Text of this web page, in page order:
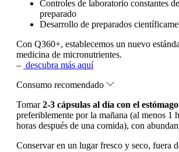
Controles de laboratorio constantes
preparado
Desarrollo de preparados
Con Q360+, establecemos un nuevo
medicina de micronutrientes.
– descubra más aquí
Consumo recomendado
Tomar2-3 cápsulas al día con el
preferiblemente por la mañana (al menos 1
horas después de una comida), con
Conservar en un lugar fresco y seco, fuera